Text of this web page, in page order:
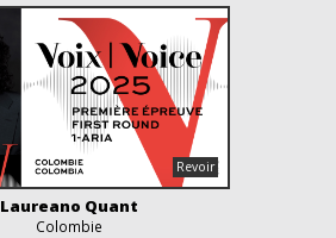
Laureano Quant
Colombie